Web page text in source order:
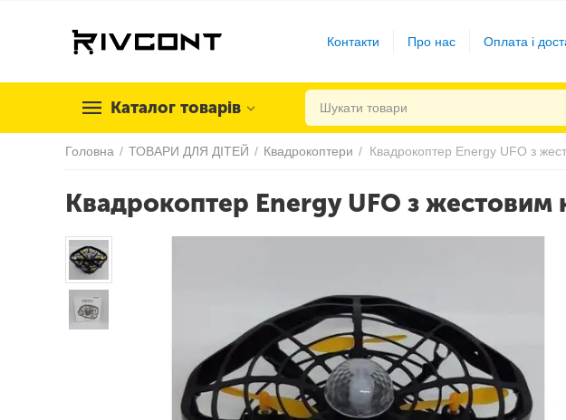
Контакти Про нас Оплата і
Каталог товарів
Головна / ТОВАРИ ДЛЯ ДІТЕЙ / Квадрокоптери /
Квадрокоптер Energy UFO з